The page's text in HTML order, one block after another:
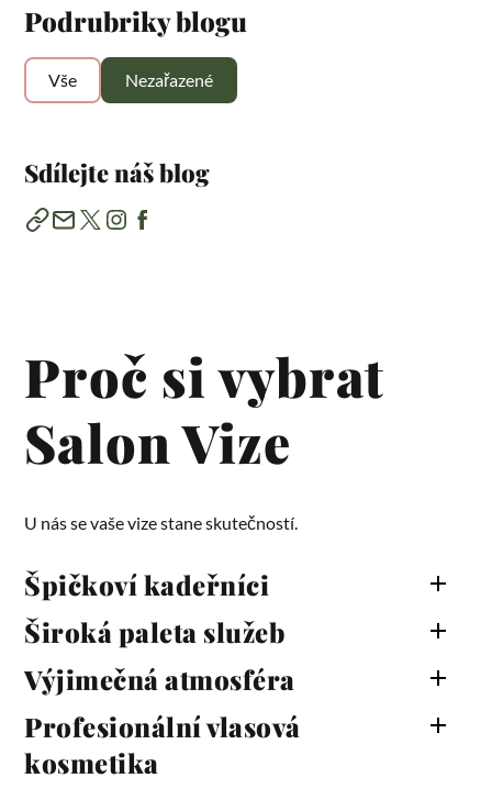
Podrubriky blogu
Vše Nezařazené
Sdílejte náš blog
Proč si vybrat
Salon Vize
U nás se vaše vize stane skutečností.
Špičkoví kadeřníci
Široká paleta služeb
Výjimečná atmosféra
Profesionální vlasová
kosmetika